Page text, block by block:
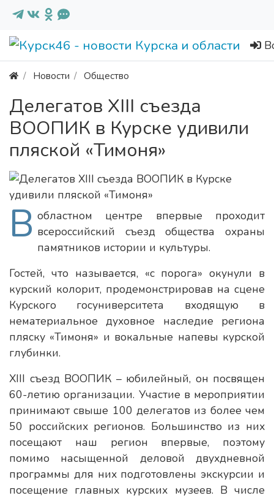
Новости Общество
Делегатов XIII съезда
ВООПИК в Курске удивили
пляской «Тимоня»
В областном центре впервые проходит
всероссийский съезд общества охраны
памятников истории и культуры.
Гостей, что называется, «с порога» окунули в
курский колорит, продемонстрировав на сцене
Курского госуниверситета входящую в
нематериальное духовное наследие региона
пляску «Тимоня» и вокальные напевы курской
глубинки.
XIII съезд ВООПИК – юбилейный, он посвящен
60-летию организации. Участие в мероприятии
принимают свыше 100 делегатов из более чем
50 российских регионов. Большинство из них
посещают наш регион впервые, поэтому
помимо насыщенной деловой двухдневной
программы для них подготовлены экскурсии и
посещение главных курских музеев. В числе